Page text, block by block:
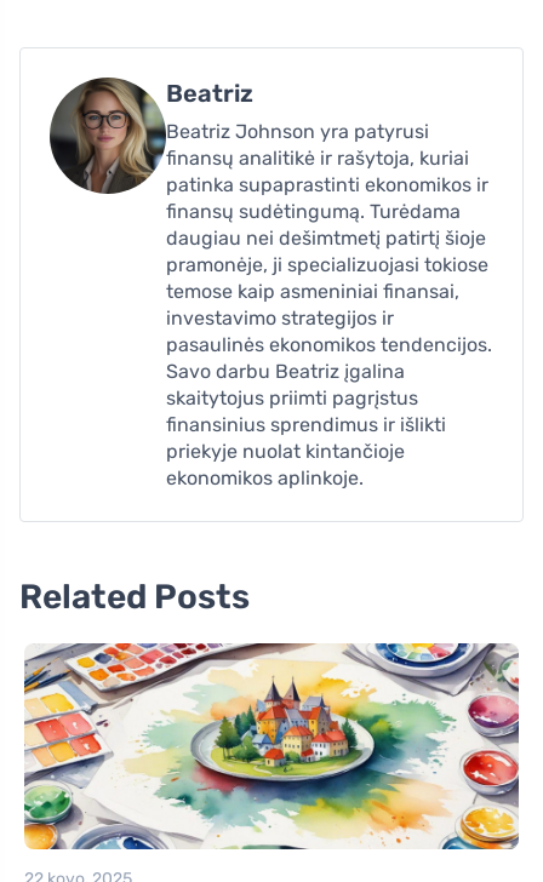
Beatriz
Beatriz Johnson yra patyrusi
finansų analitikė ir rašytoja, kuriai
patinka supaprastinti ekonomikos ir
finansų sudėtingumą. Turėdama
daugiau nei dešimtmetį patirtį šioje
pramonėje, ji specializuojasi tokiose
temose kaip asmeniniai finansai,
investavimo strategijos ir
pasaulinės ekonomikos tendencijos.
Savo darbu Beatriz įgalina
skaitytojus priimti pagrįstus
finansinius sprendimus ir išlikti
priekyje nuolat kintančioje
ekonomikos aplinkoje.
Related Posts